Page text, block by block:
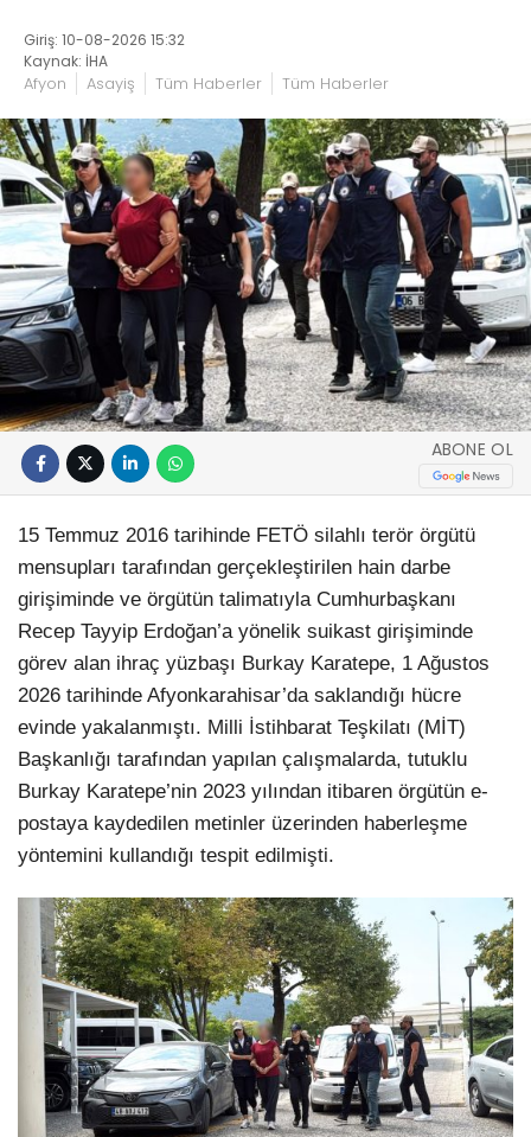
Giriş: 10-08-2026 15:32
Kaynak: İHA
Afyon Asayiş Tüm Haberler Tüm Haberler
ABONE OL
15 Temmuz 2016 tarihinde FETÖ silahlı terör örgütü
mensupları tarafından gerçekleştirilen hain darbe
girişiminde ve örgütün talimatıyla Cumhurbaşkanı
Recep Tayyip Erdoğan’a yönelik suikast girişiminde
görev alan ihraç yüzbaşı Burkay Karatepe, 1 Ağustos
2026 tarihinde Afyonkarahisar’da saklandığı hücre
evinde yakalanmıştı. Milli İstihbarat Teşkilatı (MİT)
Başkanlığı tarafından yapılan çalışmalarda, tutuklu
Burkay Karatepe’nin 2023 yılından itibaren örgütün e-
postaya kaydedilen metinler üzerinden haberleşme
yöntemini kullandığı tespit edilmişti.